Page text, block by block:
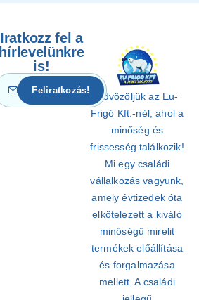
Üdvözöljük az Eu-
Frigó Kft.-nél, ahol a
minőség és
frissesség találkozik!
Mi egy családi
vállalkozás vagyunk,
amely évtizedek óta
elkötelezett a kiváló
minőségű mirelit
termékek előállítása
és forgalmazása
mellett. A családi
Iratkozz fel a
hírlevelünkre
is!